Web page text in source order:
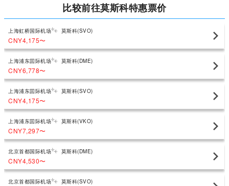
比较前往莫斯科特惠票价
上海虹桥国际机场 莫斯科(SVO)
CNY4,175〜
上海浦东囯际机场 莫斯科(DME)
CNY6,778〜
上海浦东囯际机场 莫斯科(SVO)
CNY4,175〜
上海浦东囯际机场 莫斯科(VKO)
CNY7,297〜
北京首都国际机场 莫斯科(DME)
CNY4,530〜
北京首都国际机场 莫斯科(SVO)